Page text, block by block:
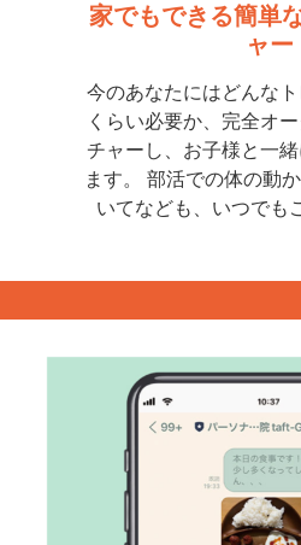
家でもできる簡単
ャー
今のあなたにはどんな
くらい必要か、完全オ
チャーし、お子様と一
ます。 部活での体の動
いてなども、いつでも